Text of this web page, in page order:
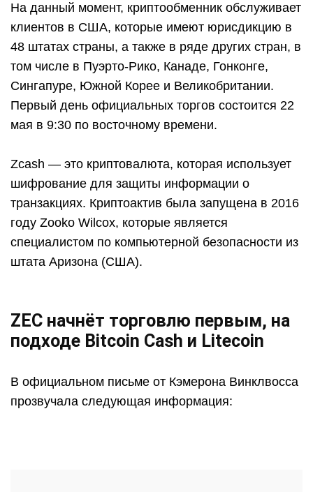
На данный момент, криптообменник обслуживает
клиентов в США, которые имеют юрисдикцию в
48 штатах страны, а также в ряде других стран, в
том числе в Пуэрто-Рико, Канаде, Гонконге,
Сингапуре, Южной Корее и Великобритании.
Первый день официальных торгов состоится 22
мая в 9:30 по восточному времени.
Zcash — это криптовалюта, которая использует
шифрование для защиты информации о
транзакциях. Криптоактив была запущена в 2016
году Zooko Wilcox, которые является
специалистом по компьютерной безопасности из
штата Аризона (США).
ZEC начнёт торговлю первым, на
подходе Bitcoin Cash и Litecoin
В официальном письме от Кэмерона Винклвосса
прозвучала следующая информация: